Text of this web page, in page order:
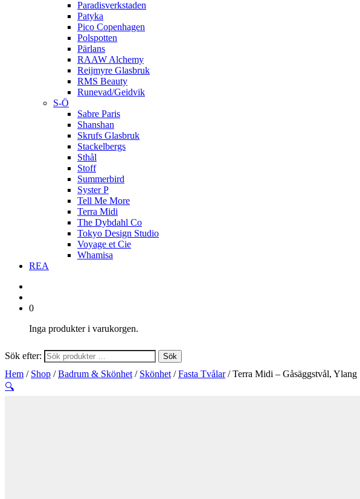
Paradisverkstaden
Patyka
Pico Copenhagen
Polspotten
Pärlans
RAAW Alchemy
Reijmyre Glasbruk
RMS Beauty
Runevad/Geidvik
S-Ö
Sabre Paris
Shanshan
Skrufs Glasbruk
Stackelbergs
Sthål
Stoff
Summerbird
Syster P
Tell Me More
Terra Midi
The Dybdahl Co
Tokyo Design Studio
Voyage et Cie
Whamisa
REA
0
Inga produkter i varukorgen.
Sök efter: Sök
Hem / Shop /Badrum & Skönhet / Skönhet /Fasta Tvålar/ Terra Midi – Gåsäggstvål, Ylang
🔍